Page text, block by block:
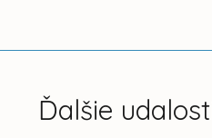
Ďalšie